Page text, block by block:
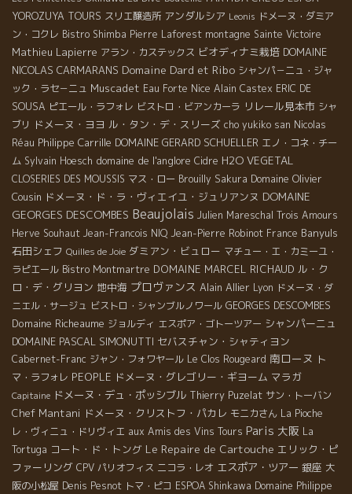
YOROZUYA TOURS スリエ醸造所 アンダルシア Leonis ドメーヌ・ダミア
ン・コクレ Bistro Shimba Pierre Laforest montagne Sainte Victoire
Mathieu Lapierre アラン・カステックス ビオディナミ栽培 DOMAINE
NICOLAS CARMARANS Domaine Dard et Ribo シャンパ－ニュ・ジャ
ック・ラセ－ニュ Muscadet Eau Forte Nice Alain Castex ERIC DE
SOUSA ピエール・ラフォレ ビストロ・ビアンカーラ リレール見本市 シャ
ブリ ドメーヌ・ヨヨ ル・タン・デ・スリーズ cho yukiko san Nicolas
Réau Philippe Carrille DOMAINE GERARD SCHUELLER エノ・コネ・チー
ム Sylvain Hoesch domaine de l'anglore Cidre H2O VEGETAL
CLOSERIES DES MOUSSIS マス・ロー Brouilly Sakura Domaine Olivier
Cousin ドメーヌ・ド・ラ・ヴィエイユ・ジュリアンヌ DOMAINE
GEORGES DESCOMBES Beaujolais Julien Mareschal Trois Amours
Herve Souhaut Jean-Francois NIQ Jean-Pierre Robinot France Banyuls
石田シェフ Quilles de Joie ダミアン・ビュロー マチュー・エ・カミーユ・
ラピエール Bistro Montmartre DOMAINE MARCEL RICHAUD ル・ク
ロ・デ・グリヨン 地中海 プロヴァンス Alain Allier Lyon ドメーヌ・ダ
ニエル・サージュ ビストロ・シャンブルノワール GEORGES DESCOMBES
Domaine Richeaume ジョルディ エスポア・ゴトーツアー シャンパーニュ
DOMAINE PASCAL SIMONUTTI セバスチャン・シャティヨン
Cabernet-Franc ジャン・フォワヤール Le Clos Rougeard 南ローヌ ト
マ・ラフォレ PEOPLE ドメーヌ・グレゴリー・ギヨーム マラガ
Capitaine ドメーヌ・デュ・ポッシブル Thierry Puzelat サン・トーバン
Chef Mantani ドメーヌ・クリストフ・パカレ モニカさん La Pioche
レ・ヴィニュ・ドリヴィエ aux Amis des Vins Tours Paris 大阪 La
Tortuga コート・ド・トング Le Repaire de Cartouche エリック・ピ
ファーリング CPV パリオフィス ニコラ・レオ エスポア・ツアー 銀座 大
阪の小松屋 Denis Pesnot トマ・ピコ ESPOA Shinkawa Domaine Philippe